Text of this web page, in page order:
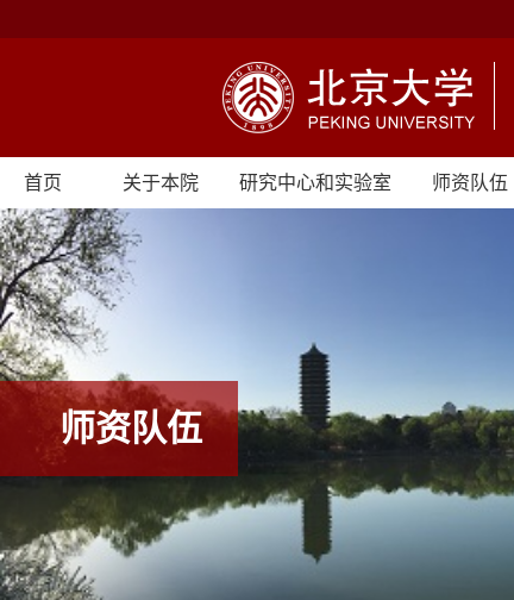
首页 关于本院 研究中心和实验室 师资队伍
师资队伍